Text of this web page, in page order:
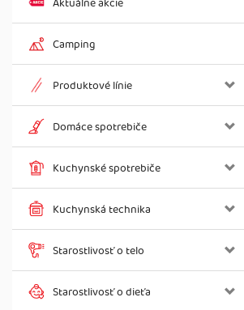
Camping
Produktové línie
Domáce spotrebiče
Kuchynské spotrebiče
Kuchynská technika
Starostlivosť o telo
Starostlivosť o dieťa